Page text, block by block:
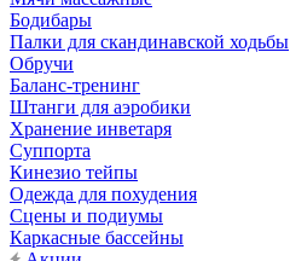
Бодибары
Палки для скандинавской ходьбы
Обручи
Баланс-тренинг
Штанги для аэробики
Хранение инветаря
Суппорта
Кинезио тейпы
Одежда для похудения
Сцены и подиумы
Каркасные бассейны